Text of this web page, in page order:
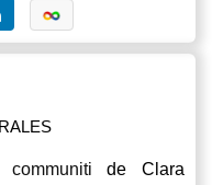
communiti de Clara